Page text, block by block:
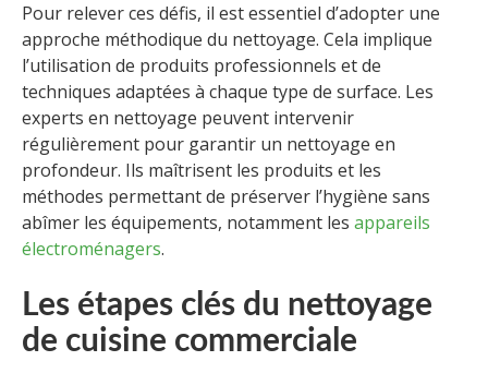
Pour relever ces défis, il est essentiel d’adopter une
approche méthodique du nettoyage. Cela implique
l’utilisation de produits professionnels et de
techniques adaptées à chaque type de surface. Les
experts en nettoyage peuvent intervenir
régulièrement pour garantir un nettoyage en
profondeur. Ils maîtrisent les produits et les
méthodes permettant de préserver l’hygiène sans
abîmer les équipements, notamment les appareils
électroménagers.
Les étapes clés du nettoyage
de cuisine commerciale